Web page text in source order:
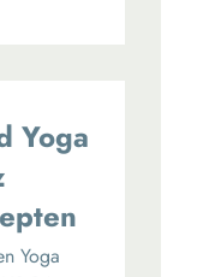
Yoga
Yoga